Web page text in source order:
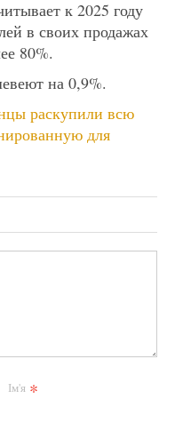
к 2025 году
в своих продажах
80%.
на 0,9%.
раскупили всю
для
Ім'я *